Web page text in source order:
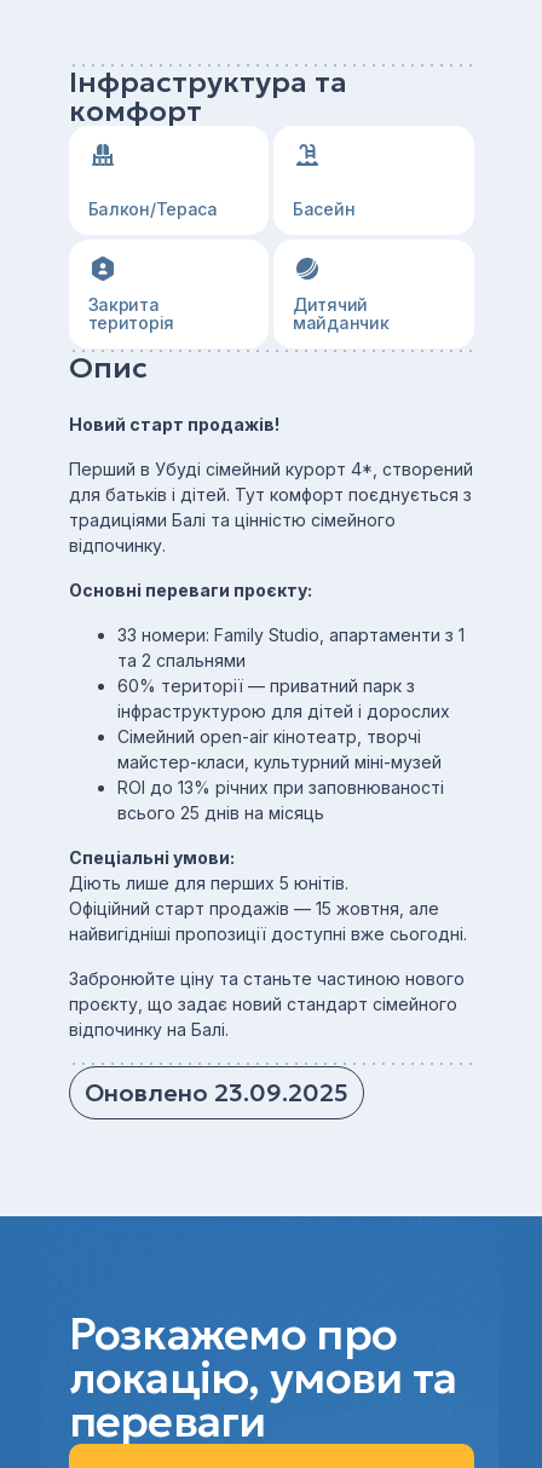
Інфраструктура та
комфорт
Балкон/Тераса Басейн
Закрита
територія
Дитячий
майданчик
Опис
Новий старт продажів!
Перший в Убуді сімейний курорт 4*, створений
для батьків і дітей. Тут комфорт поєднується з
традиціями Балі та цінністю сімейного
відпочинку.
Основні переваги проєкту:
33 номери: Family Studio, апартаменти з 1
та 2 спальнями
60% території — приватний парк з
інфраструктурою для дітей і дорослих
Сімейний open-air кінотеатр, творчі
майстер-класи, культурний міні-музей
ROI до 13% річних при заповнюваності
всього 25 днів на місяць
Спеціальні умови:
Діють лише для перших 5 юнітів.
Офіційний старт продажів — 15 жовтня, але
найвигідніші пропозиції доступні вже сьогодні.
Забронюйте ціну та станьте частиною нового
проєкту, що задає новий стандарт сімейного
відпочинку на Балі.
Оновлено 23.09.2025
Розкажемо про
локацію, умови та
переваги